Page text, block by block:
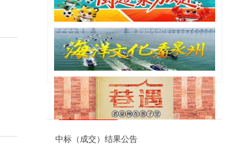
便民资讯
中标（成交）结果公告